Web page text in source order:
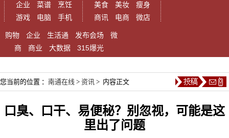
企业 菜谱
烹饪
游戏
电脑 手机
美食 美妆
瘦身
商讯
电商 微店
购物 企业 生活通 发布会场
微
商
商业 大数据 315爆光
您当前的位置 ： 南通在线 > 资讯 > 内容正文
口臭、口干、易便秘？别忽视，可能是这
里出了问题